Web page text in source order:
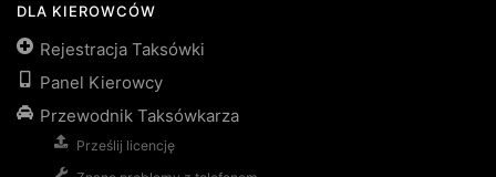
DLA KIEROWCÓW
Rejestracja Taksówki
Panel Kierowcy
Przewodnik Taksówkarza
Prześlij licencję